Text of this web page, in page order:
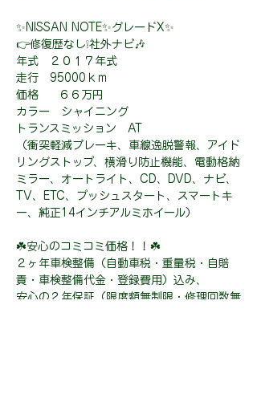
✨NISSAN NOTE✨グレードX✨
👉修復歴なし❕社外ナビ🎶
年式 ２０１７年式
走行 95000ｋｍ
価格 ６６万円
カラー シャイニング
トランスミッション AT
（衝突軽減ブレーキ、車線逸脱警報、アイド
リングストップ、横滑り防止機能、電動格納
ミラー、オートライト、CD、DVD、ナビ、
TV、ETC、プッシュスタート、スマートキ
ー、純正14インチアルミホイール）
☘️安心のコミコミ価格！！☘️
２ヶ年車検整備（自動車税・重量税・自賠
責・車検整備代金・登録費用）込み、
安心の２年保証（限度額無制限・修理回数無